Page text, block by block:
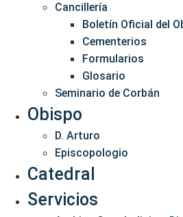
Cancillería
Boletín Oficial del
Cementerios
Formularios
Glosario
Seminario de Corbán
Obispo
D. Arturo
Episcopologio
Catedral
Servicios